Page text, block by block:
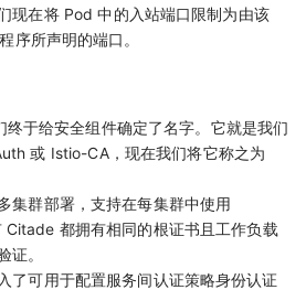
现在将 Pod 中的入站端口限制为由该
序所声明的端口。
终于给安全组件确定了名字。它就是我们
或 Istio-CA，现在我们将它称之为
集群部署，支持在每集群中使用
都拥有相同的根证书且工作负载
证。
了可用于配置服务间认证策略身份认证